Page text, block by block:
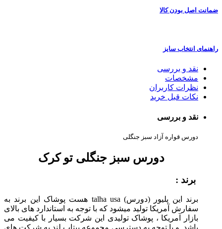
ضمانت اصل بودن کالا
راهنمای انتخاب سایز
نقد و بررسی
مشخصات
نظرات کاربران
نکات قبل خرید
نقد و بررسی
دورس قواره آزاد سبز جنگلی
دورس سبز جنگلی تو کرک
برند :
برند این پلیور (دورس) talha usa هست پوشاک این برند به
سفارش آمریکا تولید میشود که با توجه به استاندارد های بالای
بازار آمریکا ، پوشاک تولیدی این شرکت بسیار با کیفیت می